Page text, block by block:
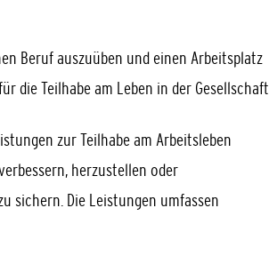
Beruf auszuüben und einen Arbeitsplatz
die Teilhabe am Leben in der Gesellschaft.
zur Teilhabe am Arbeitsleben
herzustellen oder
sichern. Die Leistungen umfassen